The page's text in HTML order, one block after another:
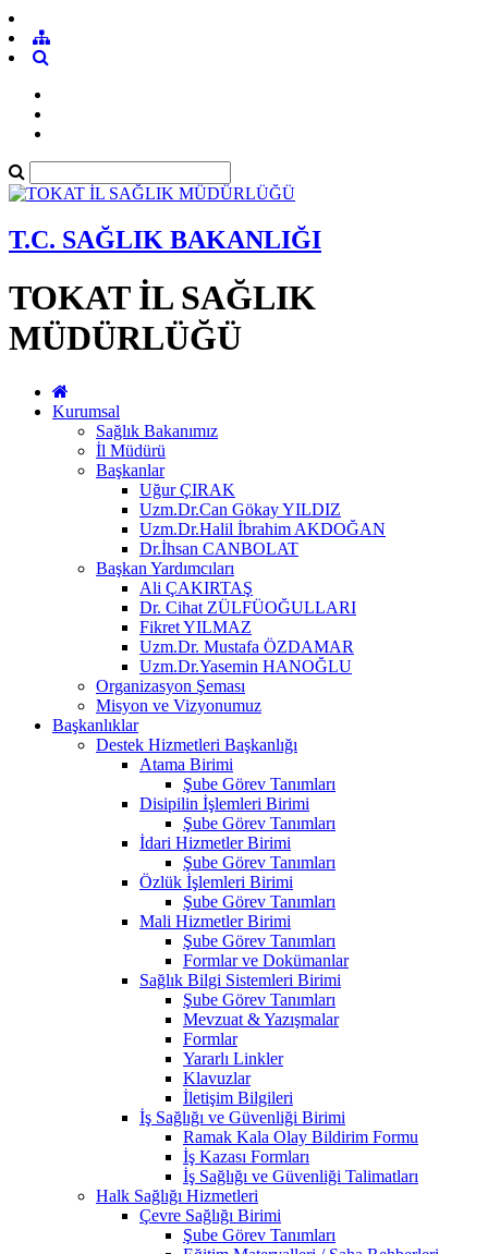
T.C. SAĞLIK BAKANLIĞI
TOKAT İL SAĞLIK
MÜDÜRLÜĞÜ
Kurumsal
Sağlık Bakanımız
İl Müdürü
Başkanlar
Uğur ÇIRAK
Uzm.Dr.Can Gökay YILDIZ
Uzm.Dr.Halil İbrahim AKDOĞAN
Dr.İhsan CANBOLAT
Başkan Yardımcıları
Ali ÇAKIRTAŞ
Dr. Cihat ZÜLFÜOĞULLARI
Fikret YILMAZ
Uzm.Dr. Mustafa ÖZDAMAR
Uzm.Dr.Yasemin HANOĞLU
Organizasyon Şeması
Misyon ve Vizyonumuz
Başkanlıklar
Destek Hizmetleri Başkanlığı
Atama Birimi
Şube Görev Tanımları
Disipilin İşlemleri Birimi
Şube Görev Tanımları
İdari Hizmetler Birimi
Şube Görev Tanımları
Özlük İşlemleri Birimi
Şube Görev Tanımları
Mali Hizmetler Birimi
Şube Görev Tanımları
Formlar ve Dokümanlar
Sağlık Bilgi Sistemleri Birimi
Şube Görev Tanımları
Mevzuat & Yazışmalar
Formlar
Yararlı Linkler
Klavuzlar
İletişim Bilgileri
İş Sağlığı ve Güvenliği Birimi
Ramak Kala Olay Bildirim Formu
İş Kazası Formları
İş Sağlığı ve Güvenliği Talimatları
Halk Sağlığı Hizmetleri
Çevre Sağlığı Birimi
Şube Görev Tanımları